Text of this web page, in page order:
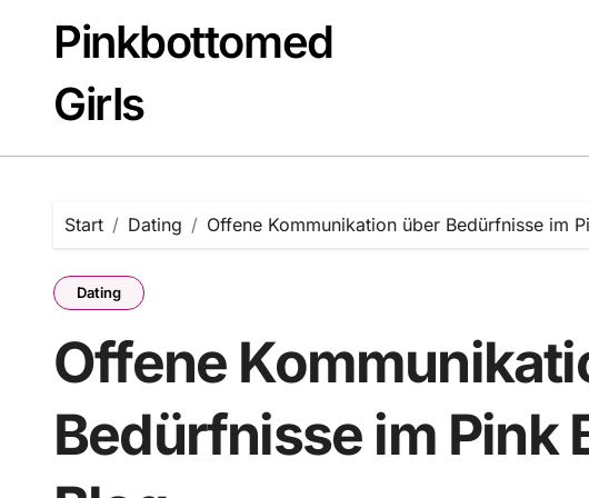
springenPinkbottomed
Girls
Start Dating Offene Kommunikation über Bedürfnisse im
Dating
Offene
Bedürfnisse im Pink